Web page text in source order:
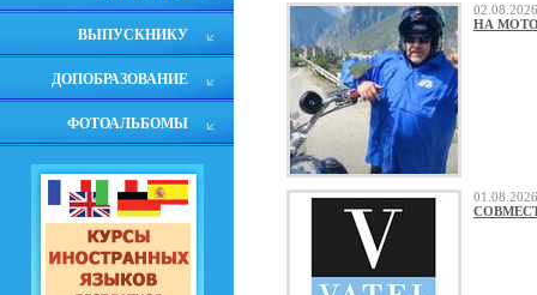
ВЫПУСКНИКУ
ДОПОБРАЗОВАНИЕ
ФОТОАЛЬБОМЫ
НА